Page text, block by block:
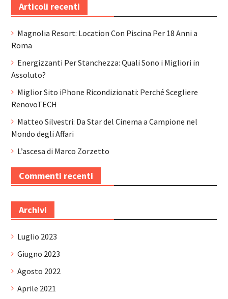
Articoli recenti
Magnolia Resort: Location Con Piscina Per 18 Anni a
Roma
Energizzanti Per Stanchezza: Quali Sono i Migliori in
Assoluto?
Miglior Sito iPhone Ricondizionati: Perché Scegliere
RenovoTECH
Matteo Silvestri: Da Star del Cinema a Campione nel
Mondo degli Affari
L’ascesa di Marco Zorzetto
Commenti recenti
Archivi
Luglio 2023
Giugno 2023
Agosto 2022
Aprile 2021